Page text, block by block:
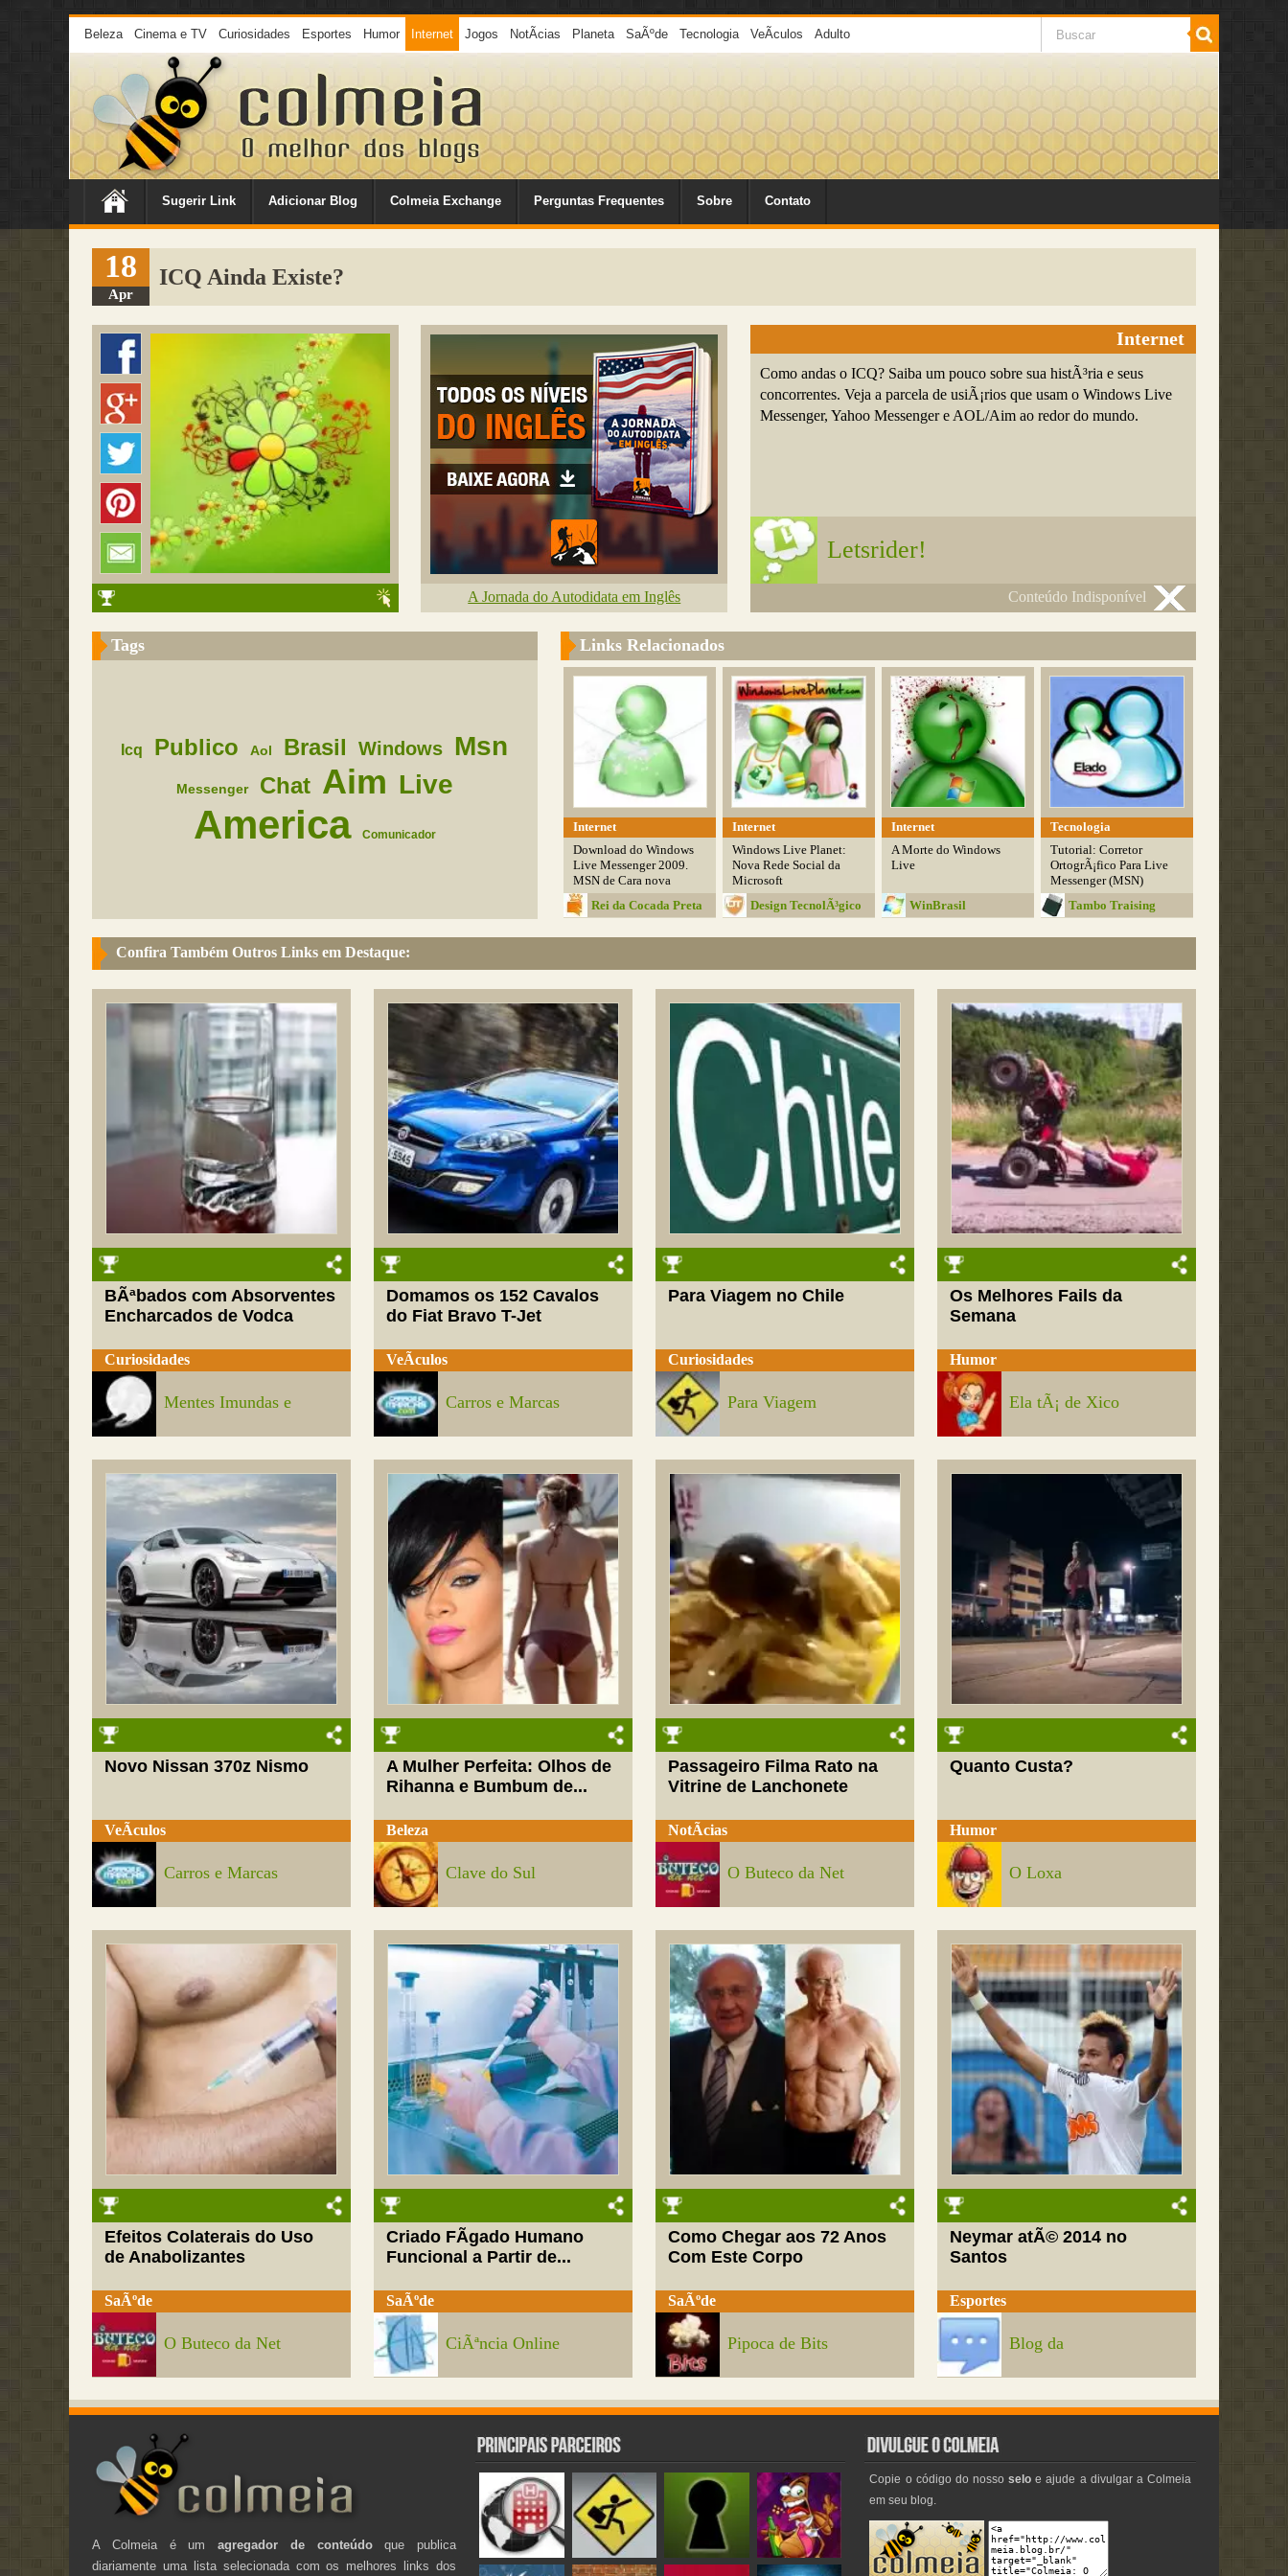
Beleza Cinema e TV Curiosidades Esportes Humor Internet Jogos NotÃ­cias Planeta SaÃºde Tecnologia VeÃ­culos Adulto
Sugerir Link Adicionar Blog Colmeia Exchange Perguntas Frequentes Sobre Contato
18
Apr
ICQ Ainda Existe?
A Jornada do Autodidata em Inglês
Internet
Como andas o ICQ? Saiba um pouco sobre sua histÃ³ria e seus
concorrentes. Veja a parcela de usiÃ¡rios que usam o Windows Live
Messenger, Yahoo Messenger e AOL/Aim ao redor do mundo.
Letsrider!
Conteúdo Indisponível
Tags
Icq Publico Aol Brasil Windows Msn
Messenger Chat Aim Live
America Comunicador
Links Relacionados
Internet
Download do Windows
Live Messenger 2009.
MSN de Cara nova
Rei da Cocada Preta
Internet
Windows Live Planet:
Nova Rede Social da
Microsoft
Design TecnolÃ³gico
Internet
A Morte do Windows
Live
WinBrasil
Tecnologia
Tutorial: Corretor
OrtogrÃ¡fico Para Live
Messenger (MSN)
Tambo Traising
Confira Também Outros Links em Destaque:
BÃªbados com Absorventes
Encharcados de Vodca
Curiosidades
Mentes Imundas e
Domamos os 152 Cavalos
do Fiat Bravo T-Jet
VeÃ­culos
Carros e Marcas
Para Viagem no Chile
Curiosidades
Para Viagem
Os Melhores Fails da
Semana
Humor
Ela tÃ¡ de Xico
Novo Nissan 370z Nismo
VeÃ­culos
Carros e Marcas
A Mulher Perfeita: Olhos de
Rihanna e Bumbum de...
Beleza
Clave do Sul
Passageiro Filma Rato na
Vitrine de Lanchonete
NotÃ­cias
O Buteco da Net
Quanto Custa?
Humor
O Loxa
Efeitos Colaterais do Uso
de Anabolizantes
SaÃºde
O Buteco da Net
Criado FÃ­gado Humano
Funcional a Partir de...
SaÃºde
CiÃªncia Online
Como Chegar aos 72 Anos
Com Este Corpo
SaÃºde
Pipoca de Bits
Neymar atÃ© 2014 no
Santos
Esportes
Blog da
A Colmeia é umagregador de conteúdoque publica
diariamente uma lista selecionada com os melhores links dos
Copie o código do nossoselo e ajude a divulgar a Colmeia
em seu blog.